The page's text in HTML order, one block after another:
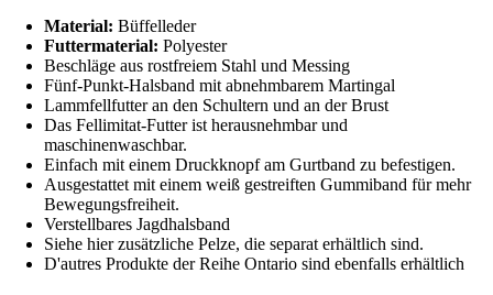
Material: Büffelleder
Futtermaterial: Polyester
Beschläge aus rostfreiem Stahl und Messing
Fünf-Punkt-Halsband mit abnehmbarem Martingal
Lammfellfutter an den Schultern und an der Brust
Das Fellimitat-Futter ist herausnehmbar und
maschinenwaschbar.
Einfach mit einem Druckknopf am Gurtband zu befestigen.
Ausgestattet mit einem weiß gestreiften Gummiband für mehr
Bewegungsfreiheit.
Verstellbares Jagdhalsband
Siehe hier zusätzliche Pelze, die separat erhältlich sind.
D'autres Produkte der Reihe Ontario sind ebenfalls erhältlich